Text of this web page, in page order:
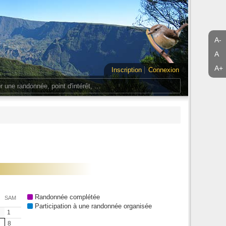
A-
A
A+
Inscription
Connexion
SAM
1
8
Randonnée complétée
Participation à une randonnée organisée